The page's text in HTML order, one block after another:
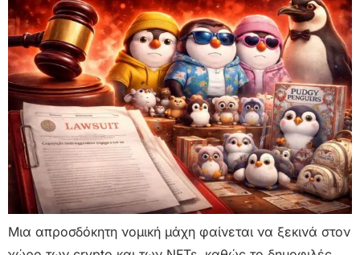
Μια απροσδόκητη νομική μάχη φαίνεται να ξεκινά στον